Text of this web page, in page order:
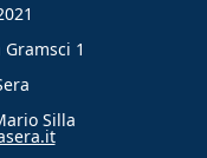
1
Silla